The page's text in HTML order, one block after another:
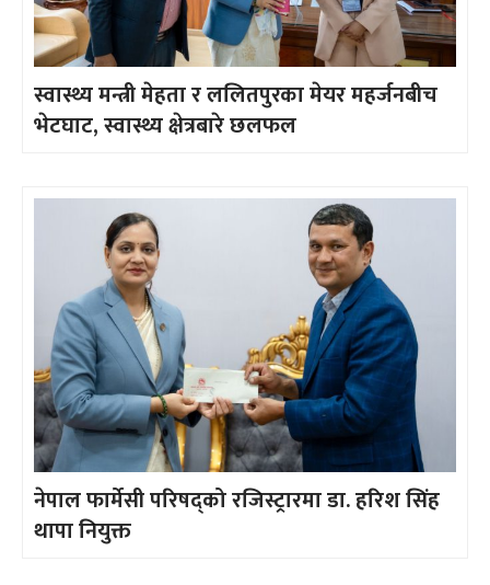
स्वास्थ्य मन्त्री मेहता र ललितपुरका मेयर महर्जनबीच
भेटघाट, स्वास्थ्य क्षेत्रबारे छलफल
नेपाल फार्मेसी परिषद्को रजिस्ट्रारमा डा. हरिश सिंह
थापा नियुक्त